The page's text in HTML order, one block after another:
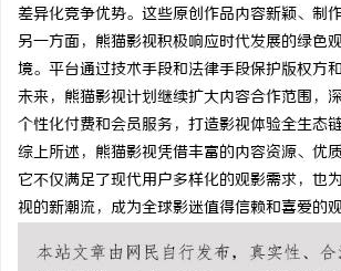
差异化竞争优势。这些原创作品内容新颖、制
另一方面，熊猫影视积极响应时代发展的绿色
境。平台通过技术手段和法律手段保护版权方
未来，熊猫影视计划继续扩大内容合作范围，
个性化付费和会员服务，打造影视体验全生态
综上所述，熊猫影视凭借丰富的内容资源、优
它不仅满足了现代用户多样化的观影需求，也
视的新潮流，成为全球影迷值得信赖和喜爱的观
武